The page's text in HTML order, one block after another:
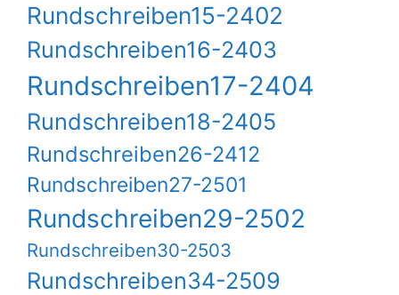
Rundschreiben15-2402
Rundschreiben16-2403
Rundschreiben17-2404
Rundschreiben18-2405
Rundschreiben26-2412
Rundschreiben27-2501
Rundschreiben29-2502
Rundschreiben30-2503
Rundschreiben34-2509